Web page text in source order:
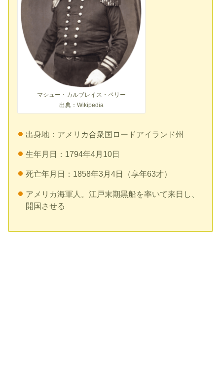
マシュー・カルブレイス・ペリー
出典：Wikipedia
出身地：アメリカ合衆国ロードアイランド州
生年月日：1794年4月10日
死亡年月日：1858年3月4日（享年63才）
アメリカ海軍人。江戸末期黒船を率いて来日し、
開国させる